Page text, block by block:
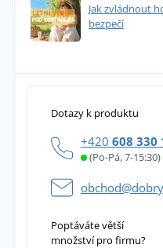
Jak zvládnout
bezpečí
Dotazy k produktu
+420 608 330
(Po-Pá, 7-15:30)
Poptáváte větší
množství pro firmu?